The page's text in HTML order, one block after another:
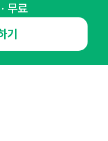
무료
기